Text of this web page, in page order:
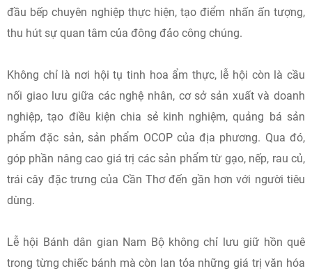
đầu bếp chuyên nghiệp thực hiện, tạo điểm nhấn ấn tượng,
thu hút sự quan tâm của đông đảo công chúng.
Không chỉ là nơi hội tụ tinh hoa ẩm thực, lễ hội còn là cầu
nối giao lưu giữa các nghệ nhân, cơ sở sản xuất và doanh
nghiệp, tạo điều kiện chia sẻ kinh nghiệm, quảng bá sản
phẩm đặc sản, sản phẩm OCOP của địa phương. Qua đó,
góp phần nâng cao giá trị các sản phẩm từ gạo, nếp, rau củ,
trái cây đặc trưng của Cần Thơ đến gần hơn với người tiêu
dùng.
Lễ hội Bánh dân gian Nam Bộ không chỉ lưu giữ hồn quê
trong từng chiếc bánh mà còn lan tỏa những giá trị văn hóa